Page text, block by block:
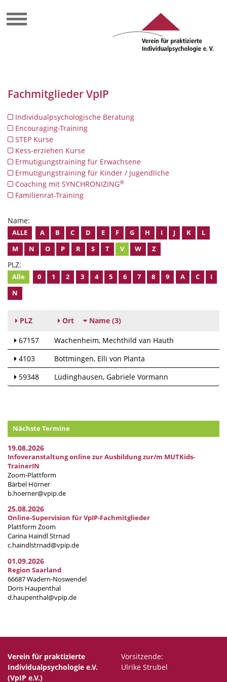
Fachmitglieder VpIP
Individualpsychologische Beratung
Encouraging-Training
STEP Kurse
Kess-erziehen Kurse
Ermutigungstraining für Erwachsene
Ermutigungstraining für Kinder / Jugendliche
Coaching mit SYNCHRONIZING®
Familienrat-Training
Name:
ALLE A B C D E F G H I J K
L
M
N O P R S T V W Z
PLZ:
Alle 0 1 2 3 4 5 6 7 8 9 A C
I
N
PLZ Ort Name (3)
67157 Wachenheim Mechthild van Hauth
4103
Bottmingen Elli von Planta
59348
Lüdinghausen Gabriele Vormann
Nächste Termine
19.08.2026
Infoveranstaltung online zur Ausbildung zur/m MUTKids-
TrainerIN
Zoom-Plattform
Bärbel Hörner
b.hoerner@vpip.de
25.08.2026
Online-Supervision für VpIP-Fachmitglieder
Plattform Zoom
Carina Haindl Strnad
c.haindlstrnad@vpip.de
01.09.2026
Region Saarland
66687 Wadern-Noswendel
Doris Haupenthal
d.haupenthal@vpip.de
Verein für praktizierte
Individualpsychologie e.V.
(VpIP e.V.)
Vorsitzende:
Ulrike Strubel